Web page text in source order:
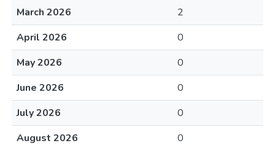
March 2026
2
April 2026
0
May 2026
0
June 2026
0
July 2026
0
August 2026
0